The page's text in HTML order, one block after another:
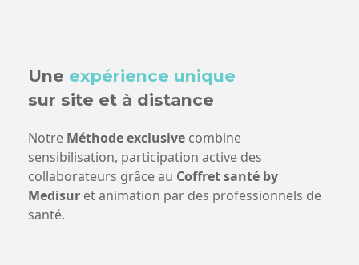
Une expérience unique
sur site et à distance
Notre Méthode exclusive combine
sensibilisation, participation active des
collaborateurs grâce au Coffret santé by
Medisur et animation par des professionnels de
santé.